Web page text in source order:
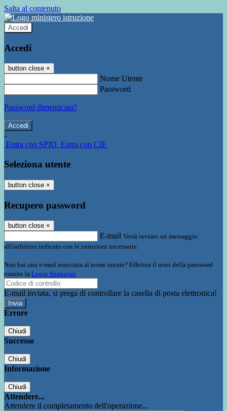
Salta al contenuto
Accedi
Accedi
button close ×
Nome Utente
Password
Password dimenticata?
-
Entra con SPID Entra con CIE
Seleziona utente
button close ×
Recupero password
button close ×
E-mail Verrà inviato un messaggio
all'indirizzo indicato con le istruzioni necessarie.
Non hai una e-mail associata al nome utente? Effettua il reset della password
tramite la Login Spaggiari
E-mail inviata, si prega di controllare la casella di posta elettronica!
Errore
Chiudi
Successo
Chiudi
Informazione
Chiudi
Attendere...
Attendere il completamento dell'operazione...